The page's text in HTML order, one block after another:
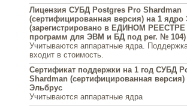
Лицензия СУБД Postgres Pro Shardman
(сертифицированная версия) на 1 ядро
(зарегистрировано в ЕДИНОМ РЕЕСТРЕ
программ для ЭВМ и БД под рег. № 104)
Учитываются аппаратные ядра.
входит в стоимость.
Сертификат поддержки на 1 год СУБД
Shardman (сертифицированная версия)
Эльбрус
Учитываются аппаратные ядра